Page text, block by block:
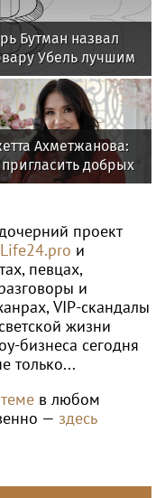
Бутман назвал
Убель лучшим
на конкурс
Ахметжанова:
пригласить добрых
в новый дом
проект
Life24.pro и
певцах,
и
VIP-скандалы
жизни
бизнеса сегодня
только...
теме в любом
— здесь